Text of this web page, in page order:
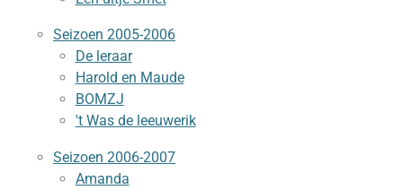
Seizoen 2005-2006
De leraar
Harold en Maude
BOMZJ
't Was de leeuwerik
Seizoen 2006-2007
Amanda